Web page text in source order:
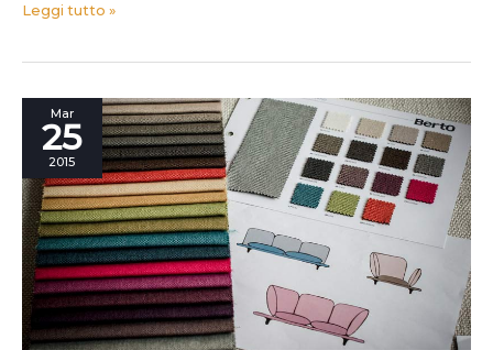
Leggi tutto »
Mar
25
2015
Fuorisalone
2015
la
Collezione
SOFA4MANHATTAN